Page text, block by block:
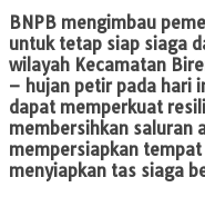
BNPB mengimbau
untuk tetap siap siaga
wilayah Kecamatan
– hujan petir pada hari
dapat memperkuat
membersihkan saluran
mempersiapkan
menyiapkan tas siaga